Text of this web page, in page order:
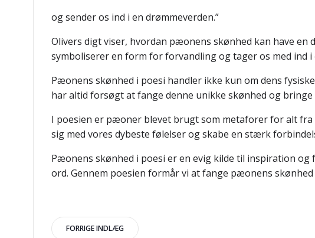
og sender os ind i en drømmeverden.”
Olivers digt viser, hvordan pæonens skønhed kan have
symboliserer en form for forvandling og tager os med ind
Pæonens skønhed i poesi handler ikke kun om dens
har altid forsøgt at fange denne unikke skønhed og bringe
I poesien er pæoner blevet brugt som metaforer for alt
sig med vores dybeste følelser og skabe en stærk
Pæonens skønhed i poesi er en evig kilde til inspiration
ord. Gennem poesien formår vi at fange pæonens
Indlægsnavigation
FORRIGE INDLÆG